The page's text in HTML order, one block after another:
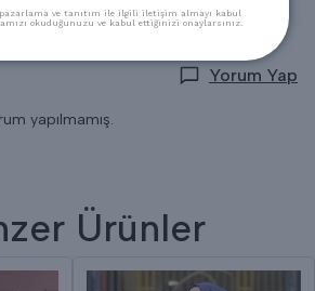
Yorum Yap
yapılmamış.
Ürünler
ve tanıtım ile ilgili iletişim almayı kabul
okuduğunuzu ve kabul ettiğinizi onaylarsınız.